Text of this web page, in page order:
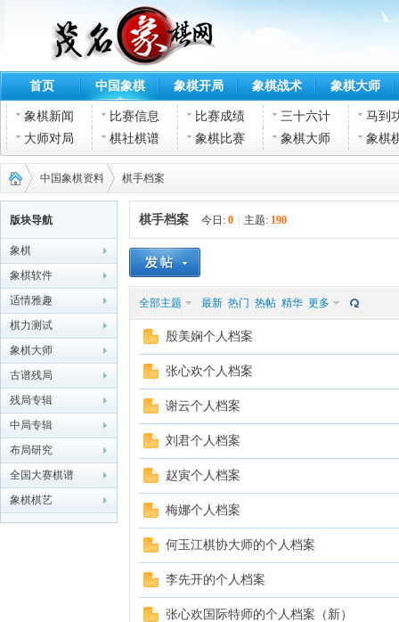
首页 中国象棋 象棋开局 象棋战术 象棋大师
象棋新闻 比赛信息 比赛成绩 三十六计
马到
大师对局
棋社棋谱 象棋比赛 象棋大师 象棋
茂名
象棋
›
中国象棋资料
›
棋手档案
版块导航
象棋
象棋软件
适情雅趣
棋力测试
象棋大师
古谱残局
残局专辑
中局专辑
布局研究
全国大赛棋谱
象棋棋艺
棋手档案 今日: 0 主题: 190
全部主题 最新 热门 热帖 精华 更多
殷美娴个人档案
张心欢个人档案
谢云个人档案
刘君个人档案
赵寅个人档案
梅娜个人档案
何玉江棋协大师的个人档案
李先开的个人档案
张心欢国际特师的个人档案（新）